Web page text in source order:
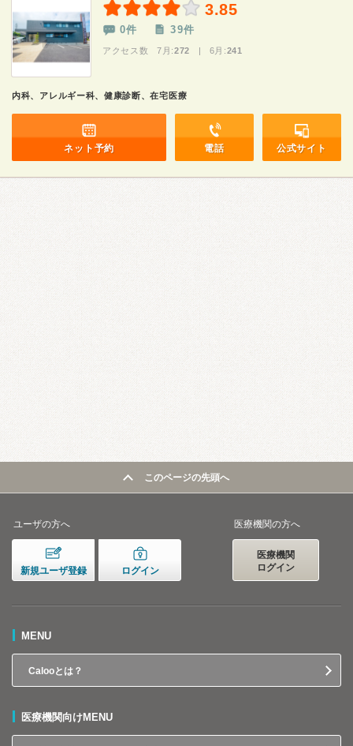
3.85
0件 39件
アクセス数 7月:272 | 6月:241
内科、アレルギー科、健康診断、在宅医療
ネット予約 電話 公式サイト
このページの先頭へ
ユーザの方へ
新規ユーザ登録 ログイン
医療機関の方へ
医療機関
ログイン
MENU
Calooとは？
医療機関向けMENU